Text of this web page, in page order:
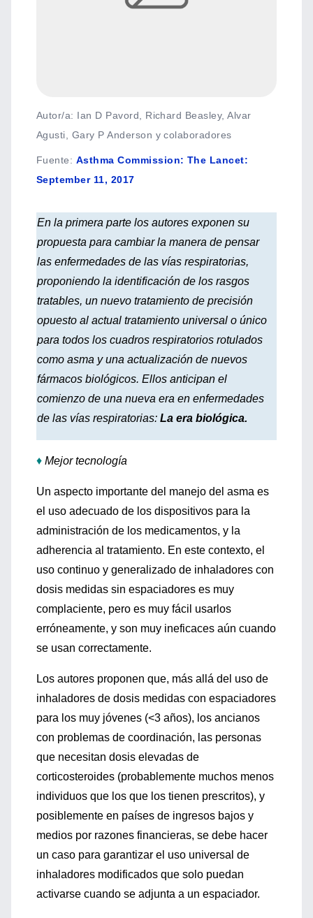
Autor/a: Ian D Pavord, Richard Beasley, Alvar
Agusti, Gary P Anderson y colaboradores
Fuente: Asthma Commission: The Lancet:
September 11, 2017
En la primera parte los autores exponen su
propuesta para cambiar la manera de pensar
las enfermedades de las vías respiratorias,
proponiendo la identificación de los rasgos
tratables, un nuevo tratamiento de precisión
opuesto al actual tratamiento universal o único
para todos los cuadros respiratorios rotulados
como asma y una actualización de nuevos
fármacos biológicos. Ellos anticipan el
comienzo de una nueva era en enfermedades
de las vías respiratorias: La era biológica.
♦ Mejor tecnología
Un aspecto importante del manejo del asma es
el uso adecuado de los dispositivos para la
administración de los medicamentos, y la
adherencia al tratamiento. En este contexto, el
uso continuo y generalizado de inhaladores con
dosis medidas sin espaciadores es muy
complaciente, pero es muy fácil usarlos
erróneamente, y son muy ineficaces aún cuando
se usan correctamente.
Los autores proponen que, más allá del uso de
inhaladores de dosis medidas con espaciadores
para los muy jóvenes (<3 años), los ancianos
con problemas de coordinación, las personas
que necesitan dosis elevadas de
corticosteroides (probablemente muchos menos
individuos que los que los tienen prescritos), y
posiblemente en países de ingresos bajos y
medios por razones financieras, se debe hacer
un caso para garantizar el uso universal de
inhaladores modificados que solo puedan
activarse cuando se adjunta a un espaciador.